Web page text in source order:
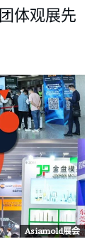
体观展先
Asiamold展会